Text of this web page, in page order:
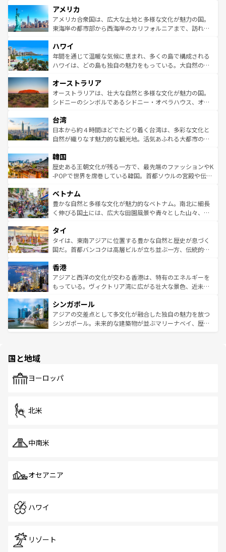
ンツ一覧を参照してほしい。
の建物がそのまま残る町や、スイスならではのユニークな
博物館もあり、アルプス観光だけでなく町歩きも満喫する
ことができる。国民の所得が高いため物価も高いが、旅行
ば市内交通費無料で観光を楽しむこともできる。 なお、新
着のスイス情報はコンテンツ一覧 を参照してほしい。
アメリカ
アメリカ合衆国は、広大な土地と多様な文化が魅力の国。
東海岸の都市部から西海岸のカリフォルニアまで、訪れる
のような巨大都市は、観光、ショッピング、エンターテイ
ンメントが詰まった刺激的なスポットだ。一方、アメリカ
西部には大自然が広がり、グランドキャニオンやイエロー
部のニューオーリンズでは、音楽と美食が融合した独特の
文化が魅力。旅行者はアメリカの各地域で異なる魅力を楽
しみながら、その多様性と豊かな歴史を感じることができ
ならではの贅沢な旅のスタイルだ。 なお、新着のアメリカ
情報はコンテンツ一覧を参照してほしい。
ハワイ
年間を通じて温暖な気候に恵まれ、多くの島で構成される
ハワイは、どの島も独自の魅力をもっている。大自然の神
ワイ島は見逃せない。また、定番の観光地といえばオアフ
島だが、静かな自然を求めるならマウイ島やカウアイ島が
おすすめ。エメラルドグリーンに輝く海をはじめ、豊かな
れるおもてなしの心で訪れる人々を迎えてくれるハワイの
人々、おいしいローカルフードやハワイアンミュージッ
ク、伝統的なフラダンスなど、すべてがハワイの魅力を彩
ワイを、存分に味わってほしい。 なお、新着のハワイ情報
はコンテンツ一覧を参照してほしい。
オーストラリア
オーストラリアは、壮大な自然と多様な文化が魅力の国。
シドニーのシンボルであるシドニー・オペラハウス、オー
リアリーフや大陸中央部にそびえるウルル（エアーズロッ
ク）、タスマニアの美しい原生林やケアンズの熱帯雨林な
ど、見どころがたくさん。また、カフェやワイン、オージ
いる。アクティビティも充実しており、サーフィンやダイ
ビング、ハイキングなど、アウトドア好きにはたまらな
い。オーストラリアの多彩な魅力を存分に味わいつくそ
参照してほしい。
台湾
日本から約４時間ほどでたどり着く台湾は、多彩な文化と
自然が織りなす魅力的な観光地。活気あふれる大都市の台
ン）、静ひつな山岳地帯である台湾東部など、都市の喧騒
と山間の静けさが共存しており、訪れる人に新しい発見と
驚きをもたらしてくれる。また、奥深い台湾の食文化も魅
容にもいいと評判のスイーツなど、バラエティ豊かな料理
が味わえる。 なお、新着の台湾情報は コンテンツ一覧を参
照してほしい。
韓国
歴史ある王朝文化が残る一方で、最先端のファッションやK
-POPで世界を席巻している韓国。首都ソウルの宮殿や伝統
き、地方に足を延ばせば四季折々の自然美を楽しむことが
できる。そして、キムチや焼肉、絶品のストリートフード
まで、さまざまな韓国料理が待っている。夜には、韓国な
リティに包まれながら、韓国の多彩な魅力を心ゆくまで味
わってみてほしい。 なお、新着の韓国情報はコンテンツ一
覧を参照してほしい。
ベトナム
豊かな自然と多様な文化が魅力的なベトナム。南北に細長
く伸びる国土には、広大な田園風景や青々とした山々、世
急速な発展と共に伝統が息づく。ハノイの古い町並みやホ
ーチミン市のフランス統治時代の建物も、独特の雰囲気を
醸し出している。また、バラエティの豊かさとおいしさで
とつ。フォーやバインミー、ベトナムコーヒーなどは、ぜ
ひ現地で味わいたい。どの地域を訪れてもあたたかい人々
が旅行者を迎えてくれるので、きっと忘れられない旅にな
参照してほしい。
タイ
タイは、東南アジアに位置する豊かな自然と歴史が息づく
国だ。首都バンコクは高層ビルが立ち並ぶ一方、伝統的な
の活気が交差している。北部ではチェンマイなどの山岳地
帯で自然と触れ合い、南部ではプーケットやクラビの美し
いビーチでリゾート気分を楽しむことができる。タイ料理
激する。気候は一年中温暖で、どの季節にも異なる楽しみ
が待っている。親しみやすいタイの人々、仏教を中心とし
た文化、そして多様な観光資源が、訪れる旅人を魅了し続
香港
アジアと西洋の文化が交わる香港は、特有のエネルギーを
もっている。ヴィクトリア湾に広がる壮大な景色、近未来
み、どこを訪れても感動するはず。観光スポットが密集し
ており、効率よく見どころを回れるのも魅力。息をのむよ
うな絶景から文化的な体験まで、香港を存分に楽しみ尽く
シンガポール
アジアの交差点として多文化が融合した独自の魅力を放つ
シンガポール。未来的な建築物が並ぶマリーナベイ、歴史
で、ホーカーズは地元の風情を楽しめる外せないスポット
国と地域
ヨーロッパ
北米
中南米
オセアニア
ハワイ
リゾート